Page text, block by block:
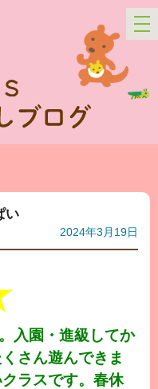
い
2024年3月19日
入園・進級してか
さん遊んできま
ラスです。春休